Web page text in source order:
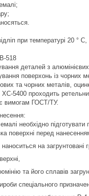
при температурі 20 °
518
деталей з
поверхонь із чорних
та чорних металів,
ХС-5400 проходить
вимогам ГОСТ/ТУ.
необхідно
поверхні перед
на загрунтовані
та його сплавів
спеціального